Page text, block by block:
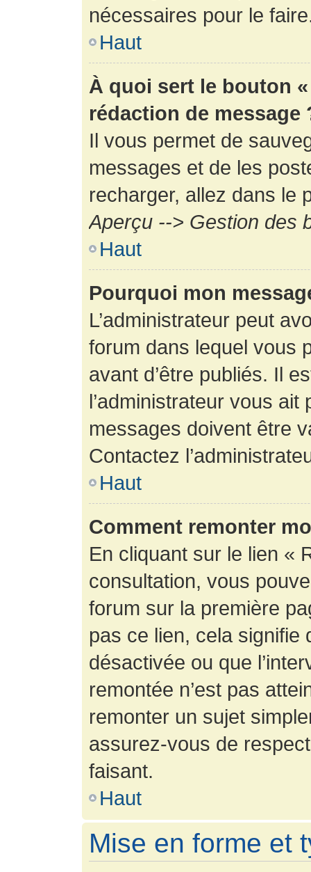
nécessaires pour le
Haut
À quoi sert le bouton
rédaction de message
Il vous permet de
messages et de les
recharger, allez dans le
Aperçu --> Gestion des
Haut
Pourquoi mon
L’administrateur peut
forum dans lequel vous
avant d’être publiés. Il
l’administrateur vous
messages doivent être
Contactez
Haut
Comment remonter
En cliquant sur le lien «
consultation, vous
forum sur la première
pas ce lien, cela signifie
désactivée ou que
remontée n’est pas
remonter un sujet
assurez-vous de
faisant.
Haut
Mise en forme et